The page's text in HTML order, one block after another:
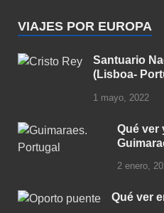
VIAJES POR EUROPA
Santuario
(Lisboa-
1 mayo, 2022
Qué ver
2 enero,
Qué ver